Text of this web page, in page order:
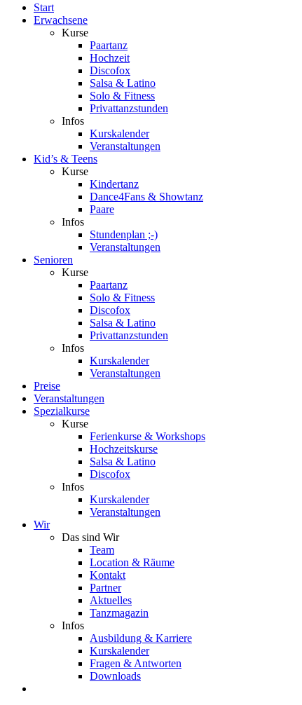
Start
Erwachsene
Kurse
Paartanz
Hochzeit
Discofox
Salsa & Latino
Solo & Fitness
Privattanzstunden
Infos
Kurskalender
Veranstaltungen
Kid’s & Teens
Kurse
Kindertanz
Dance4Fans & Showtanz
Paare
Infos
Stundenplan ;-)
Veranstaltungen
Senioren
Kurse
Paartanz
Solo & Fitness
Discofox
Salsa & Latino
Privattanzstunden
Infos
Kurskalender
Veranstaltungen
Preise
Veranstaltungen
Spezialkurse
Kurse
Ferienkurse & Workshops
Hochzeitskurse
Salsa & Latino
Discofox
Infos
Kurskalender
Veranstaltungen
Wir
Das sind Wir
Team
Location & Räume
Kontakt
Partner
Aktuelles
Tanzmagazin
Infos
Ausbildung & Karriere
Kurskalender
Fragen & Antworten
Downloads